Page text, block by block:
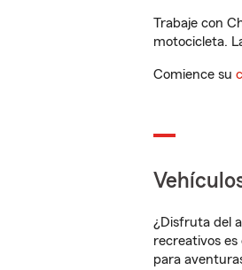
Trabaje con
motocicleta.
Comience su
¿Disfruta del
recreativos
para